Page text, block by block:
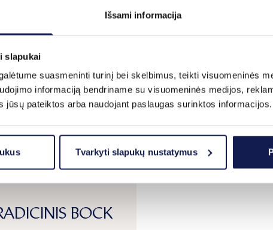
Išsami informacija
slapukai
suasmeninti turinį bei skelbimus, teikti visuomeninės
informaciją bendriname su visuomeninės medijos,
jūsų pateiktos arba naudojant paslaugas surinktos informacijos.
Tvarkyti slapukų nustatymus
BOCK